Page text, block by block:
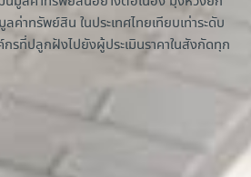
ค่าทรัพย์สิน ในประเทศไทยเทียบเท่าระดับ
ที่ปลูกฝังไปยังผู้ประเมินราคาในสังกัดทุก